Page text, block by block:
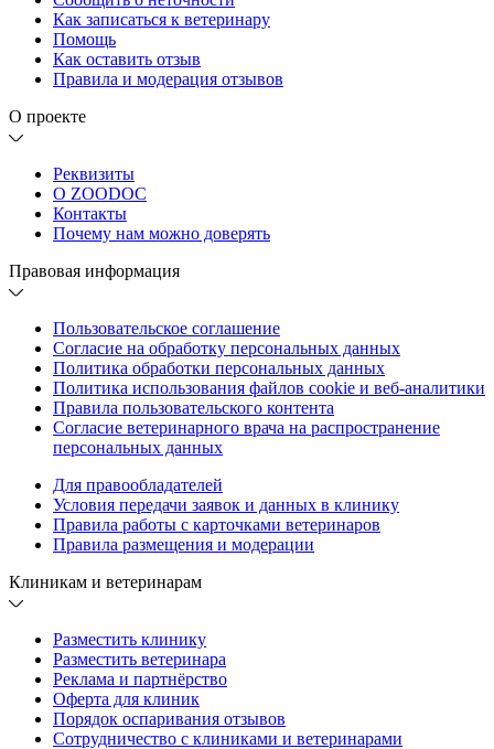
Как записаться к ветеринару
Помощь
Как оставить отзыв
Правила и модерация отзывов
О проекте
Реквизиты
О ZOODOC
Контакты
Почему нам можно доверять
Правовая информация
Пользовательское соглашение
Согласие на обработку персональных данных
Политика обработки персональных данных
Политика использования файлов cookie и веб-аналитики
Правила пользовательского контента
Согласие ветеринарного врача на распространение
персональных данных
Для правообладателей
Условия передачи заявок и данных в клинику
Правила работы с карточками ветеринаров
Правила размещения и модерации
Клиникам и ветеринарам
Разместить клинику
Разместить ветеринара
Реклама и партнёрство
Оферта для клиник
Порядок оспаривания отзывов
Сотрудничество с клиниками и ветеринарами